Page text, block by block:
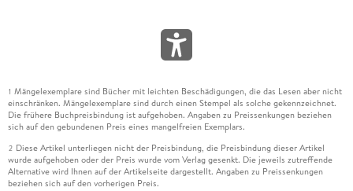
1 Mängelexemplare sind Bücher mit leichten Beschädigungen, die das Lesen aber nicht
einschränken. Mängelexemplare sind durch einen Stempel als solche gekennzeichnet.
Die frühere Buchpreisbindung ist aufgehoben. Angaben zu Preissenkungen beziehen
sich auf den gebundenen Preis eines mangelfreien Exemplars.
2 Diese Artikel unterliegen nicht der Preisbindung, die Preisbindung dieser Artikel
wurde aufgehoben oder der Preis wurde vom Verlag gesenkt. Die jeweils zutreffende
Alternative wird Ihnen auf der Artikelseite dargestellt. Angaben zu Preissenkungen
beziehen sich auf den vorherigen Preis.